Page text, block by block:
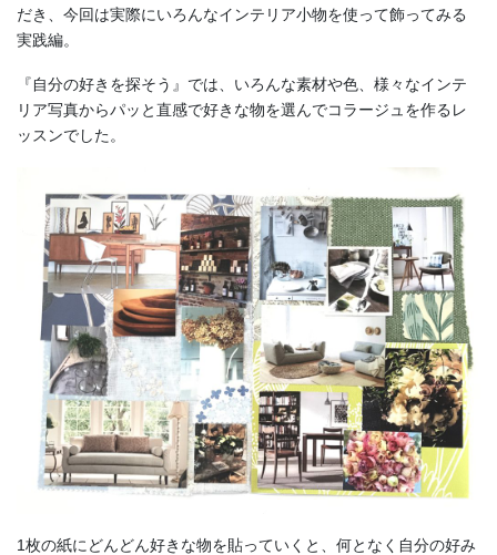
だき、今回は実際にいろんなインテリア小物を使って飾ってみる
実践編。
『自分の好きを探そう』では、いろんな素材や色、様々なインテ
リア写真からパッと直感で好きな物を選んでコラージュを作るレ
ッスンでした。
1枚の紙にどんどん好きな物を貼っていくと、何となく自分の好み